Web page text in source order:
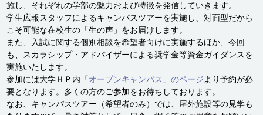
施し、それぞれの学部の魅力および特徴を発信していきます。
学生広報スタッフによるキャンパスツアーを実施し、対面型だから
こそ可能な在校生の「生の声」をお届けします。
また、入試に関する個別相談を希望者向けに実施するほか、今回
も、スカラシップ・アドバイザーによる奨学金等資金ガイダンスを
実施いたします。
参加には大学ＨＰ内 「オープンキャンパス」のページより予約が必
要となります。多くの方のご参加をお待ちしております。
なお、キャンパスツアー（希望者のみ）では、屋外施設等の見学も